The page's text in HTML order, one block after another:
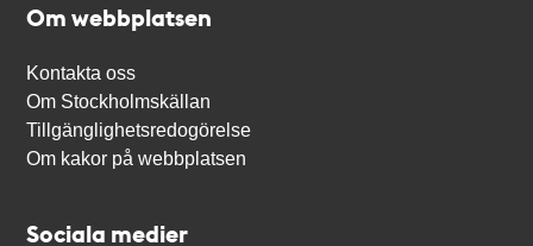
Om webbplatsen
Kontakta oss
Om Stockholmskällan
Tillgänglighetsredogörelse
Om kakor på webbplatsen
Sociala medier